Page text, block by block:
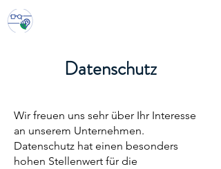
Datenschutz
Wir freuen uns sehr über Ihr Interesse
an unserem Unternehmen.
Datenschutz hat einen besonders
hohen Stellenwert für die